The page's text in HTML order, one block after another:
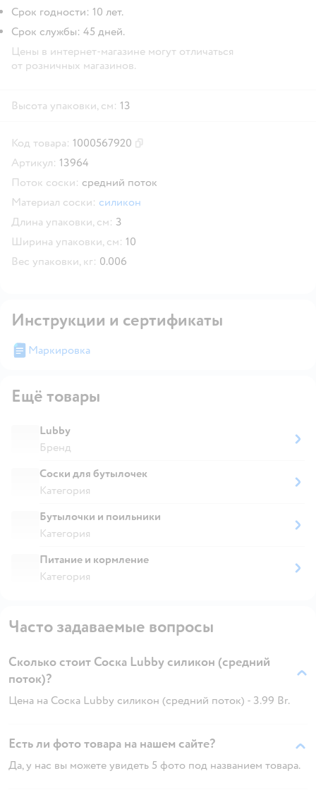
Срок годности: 10 лет.
Cрок службы: 45 дней.
Цены в интернет-магазине могут отличаться
от розничных магазинов.
Высота упаковки, см: 13
Код товара: 1000567920
Артикул: 13964
Поток соски: средний поток
Материал соски: силикон
Длина упаковки, см: 3
Ширина упаковки, см: 10
Вес упаковки, кг: 0.006
Инструкции и сертификаты
Маркировка
Ещё товары
Lubby
Бренд
Соски для бутылочек
Категория
Бутылочки и поильники
Категория
Питание и кормление
Категория
Часто задаваемые вопросы
Сколько стоит Соска Lubby силикон (средний
поток)?
Цена на Соска Lubby силикон (средний поток) - 3.99 Br.
Есть ли фото товара на нашем сайте?
Да, у нас вы можете увидеть 5 фото под названием товара.